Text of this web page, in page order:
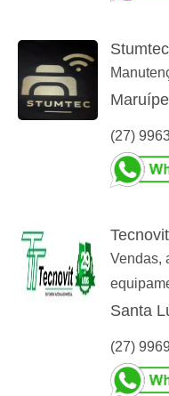
Stumtec
(27)
Vendas,
Santa
(27)